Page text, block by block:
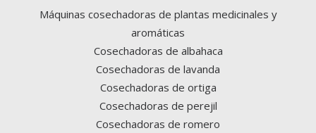
Máquinas cosechadoras de plantas medicinales y
aromáticas
Cosechadoras de albahaca
Cosechadoras de lavanda
Cosechadoras de ortiga
Cosechadoras de perejil
Cosechadoras de romero